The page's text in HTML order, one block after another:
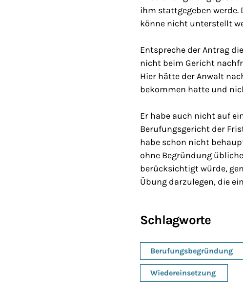
ihm stattgegeben werde.
könne nicht unterstellt
Entspreche der Antrag
nicht beim Gericht
Hier hätte der Anwalt
bekommen hatte und
Er habe auch nicht auf
Berufungsgericht der
habe schon nicht
ohne Begründung
berücksichtigt würde,
Übung darzulegen, die
Schlagworte
Berufungsbegründung
Wiedereinsetzung